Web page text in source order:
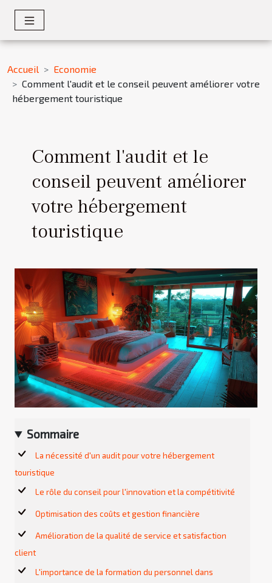
Accueil
Economie
Comment l'audit et le conseil peuvent améliorer votre
hébergement touristique
Comment l'audit et le
conseil peuvent améliorer
votre hébergement
touristique
Sommaire
La nécessité d'un audit pour votre hébergement
touristique
Le rôle du conseil pour l'innovation et la compétitivité
Optimisation des coûts et gestion financière
Amélioration de la qualité de service et satisfaction
client
L'importance de la formation du personnel dans